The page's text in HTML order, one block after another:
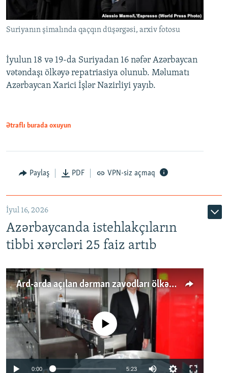
Suriyanın şimalında qaçqın düşərgəsi, arxiv fotosu
İyulun 18 və 19-da Suriyadan 16 nəfər Azərbaycan
vətəndaşı ölkəyə repatriasiya olunub. Məlumatı
Azərbaycan Xarici İşlər Nazirliyi yayıb.
Ətraflı burada oxuyun
Paylaş PDF VPN-siz açmaq
İyul 16, 2026
Azərbaycanda istehlakçıların
tibbi xərcləri 25 faiz artıb
Ard-arda açılan dərman zavodları ölkənin tələbatını ödəyirmi?
No media source currently available
0:00 5:23